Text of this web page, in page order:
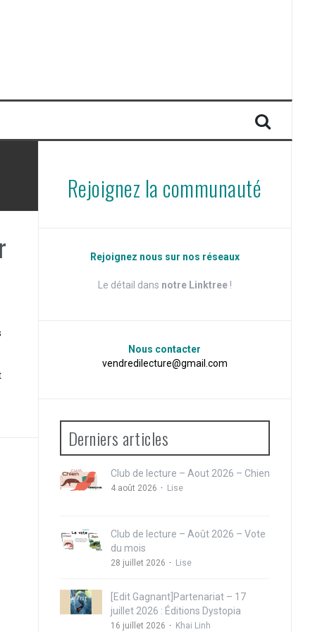
Rejoignez la communauté
Rejoignez nous sur nos réseaux
Le détail dans notre Linktree!
Nous contacter
vendredilecture@gmail.com
Derniers articles
Club de lecture – Aout 2026 – Chien
4 août 2026 Lise
Club de lecture – Août 2026 – Vote
du mois
28 juillet 2026 Lise
[Edit Gagnant]Partenariat – 17
juillet 2026 : Éditions Dystopia
16 juillet 2026 Khai Linh